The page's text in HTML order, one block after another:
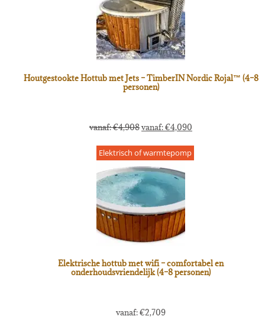
Houtgestookte Hottub met Jets – TimberIN Nordic Rojal™ (4–8
personen)
vanaf:€4,908vanaf:€4,090
Elektrisch of warmtepomp
Elektrische hottub met wifi – comfortabel en
onderhoudsvriendelijk (4–8 personen)
vanaf:€2,709